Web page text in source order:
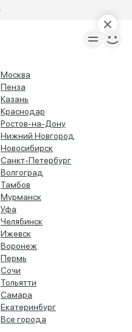
Москва
Пенза
Казань
Краснодар
Ростов-на-Дону
Нижний Новгород
Новосибирск
Санкт-Петербург
Волгоград
Тамбов
Мурманск
Уфа
Челябинск
Ижевск
Воронеж
Пермь
Сочи
Тольятти
Самара
Екатеринбург
Все города